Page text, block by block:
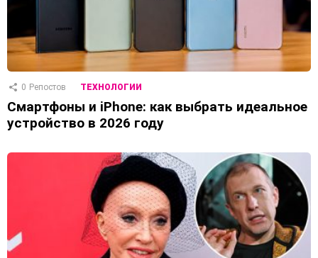
0 Репостов ТЕХНОЛОГИИ
Смартфоны и iPhone: как выбрать идеальное
устройство в 2026 году